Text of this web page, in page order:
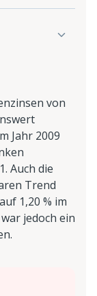
von
Jahr 2009
Auch die
Trend
1,20 % im
jedoch ein